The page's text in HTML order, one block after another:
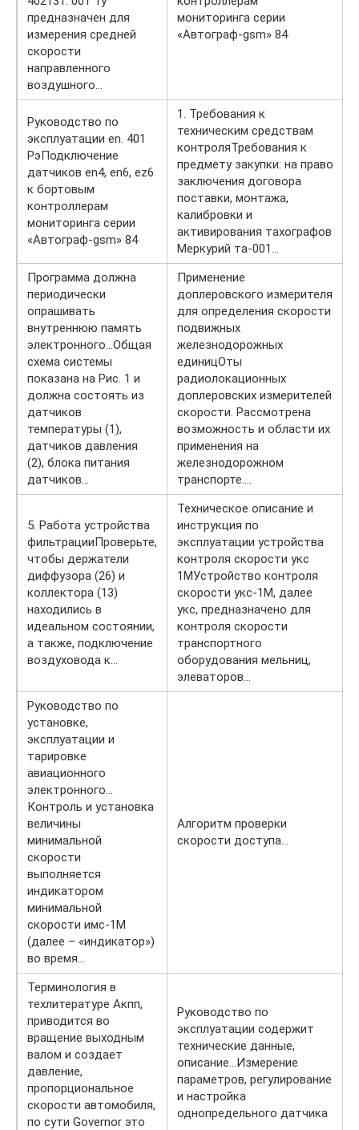
предназначен для
измерения средней
скорости
направленного
воздушного…
мониторинга серии
«Автограф-gsm» 84
Руководство по
эксплуатации en. 401
РэПодключение
датчиков en4, en6, ez6
к бортовым
контроллерам
мониторинга серии
«Автограф-gsm» 84
1. Требования к
техническим средствам
контроляТребования к
предмету закупки: на право
заключения договора
поставки, монтажа,
калибровки и
активирования тахографов
Меркурий та-001…
Программа должна
периодически
опрашивать
внутреннюю память
электронного…Общая
схема системы
показана на Рис. 1 и
должна состоять из
датчиков
температуры (1),
датчиков давления
(2), блока питания
датчиков…
Применение
доплеровского измерителя
для определения скорости
подвижных
железнодорожных
единицОты
радиолокационных
доплеровских измерителей
скорости. Рассмотрена
возможность и области их
применения на
железнодорожном
транспорте….
5. Работа устройства
фильтрацииПроверьте,
чтобы держатели
диффузора (26) и
коллектора (13)
находились в
идеальном состоянии,
а также, подключение
воздуховода к…
Техническое описание и
инструкция по
эксплуатации устройства
контроля скорости укс
1МУстройство контроля
скорости укс-1М, далее
укс, предназна­чено для
контроля скорости
транспортного
оборудования мельниц,
элева­торов…
Руководство по
установке,
эксплуатации и
тарировке
авиационного
электронного…
Контроль и установка
величины
минимальной
скорости
выполняется
индикатором
минимальной
скорости имс-1М
(далее – «индикатор»)
во время…
Алгоритм проверки
скорости доступа…
Терминология в
техлитературе Акпп,
приводится во
вращение выходным
валом и создает
давление,
пропорциональное
скорости автомобиля,
по сути Governor это
Руководство по
эксплуатации содержит
технические данные,
описание…Измерение
параметров, регулирование
и настройка
однопредельного датчика